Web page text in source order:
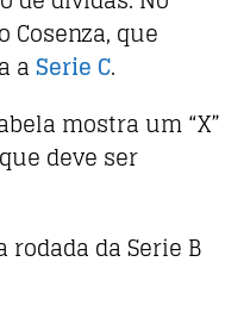
Cosenza, que
aSerie C.
mostra um “X”
deve ser
da Serie B